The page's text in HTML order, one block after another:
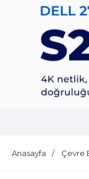
Anasayfa Çevre